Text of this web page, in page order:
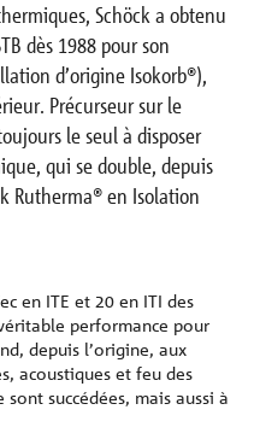
Schöck a obtenu
dès 1988 pour son
d’origine Isokorb®),
Précurseur sur le
le seul à disposer
qui se double, depuis
Rutherma® en Isolation
en ITE et 20 en ITI des
performance pour
depuis l’origine, aux
acoustiques et feu des
succédées, mais aussi à